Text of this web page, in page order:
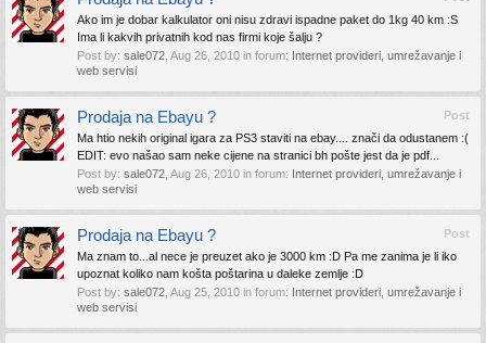
Ako im je dobar kalkulator oni nisu zdravi ispadne paket do 1kg 40 km :S
Ima li kakvih privatnih kod nas firmi koje šalju ?
Post by: sale072 Aug 26, 2010 in forum: Internet provideri, umrežavanje i
web servisi
Post
Prodaja na Ebayu ?
Ma htio nekih original igara za PS3 staviti na ebay.... znači da odustanem :(
EDIT: evo našao sam neke cijene na stranici bh pošte jest da je pdf...
Post by: sale072 Aug 26, 2010 in forum: Internet provideri, umrežavanje i
web servisi
Post
Prodaja na Ebayu ?
Ma znam to...al nece je preuzet ako je 3000 km :D Pa me zanima je li iko
upoznat koliko nam košta poštarina u daleke zemlje :D
Post by: sale072 Aug 25, 2010 in forum: Internet provideri, umrežavanje i
web servisi